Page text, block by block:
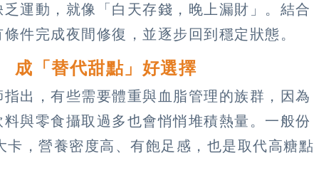
運動，就像「白天存錢，晚上漏財」。結合
件完成夜間修復，並逐步回到穩定狀態。
成「替代甜點」好選擇
出，有些需要體重與血脂管理的族群，因為
與零食攝取過多也會悄悄堆積熱量。一般份
卡，營養密度高、有飽足感，也是取代高糖點